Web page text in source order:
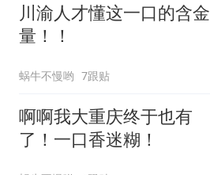
川渝人才懂这一口的含金
量！！
蜗牛不慢哟 7跟贴
啊啊我大重庆终于也有
了！一口香迷糊！